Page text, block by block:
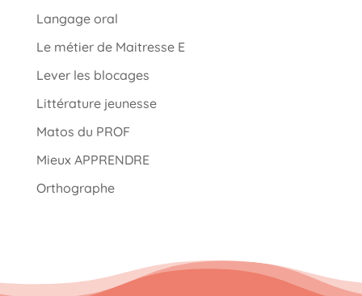
Langage oral
Le métier de Maitresse E
Lever les blocages
Littérature jeunesse
Matos du PROF
Mieux APPRENDRE
Orthographe